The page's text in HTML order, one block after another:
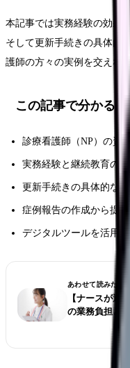
本記事では実務経験の効果
そして更新手続きの具体的
護師の方々の実例を交えな
この記事で分かるこ
診療看護師（NP）の資
実務経験と継続教育の効
更新手続きの具体的な
症例報告の作成から提
デジタルツールを活用
あわせて読みたい
【ナースが選
の業務負担と